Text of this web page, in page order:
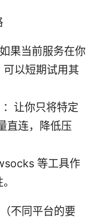
果当前服务在你
以短期试用其
让你只将特定
直连，降低压
等工具作
不同平台的要